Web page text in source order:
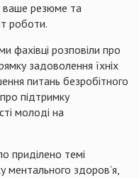
ваше резюме та
роботи.
фахівці розповіли про
задоволення їхніх
питань безробітного
підтримку
молоді на
приділено темі
ментального здоров’я,